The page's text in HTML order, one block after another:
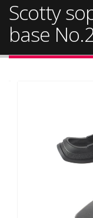
Scotty
base